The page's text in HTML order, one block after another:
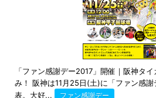
「ファン感謝デー2017」開催｜阪神タ
み！ 阪神は11月25日(土)に「ファン感
表。大好...
ファン感謝デー